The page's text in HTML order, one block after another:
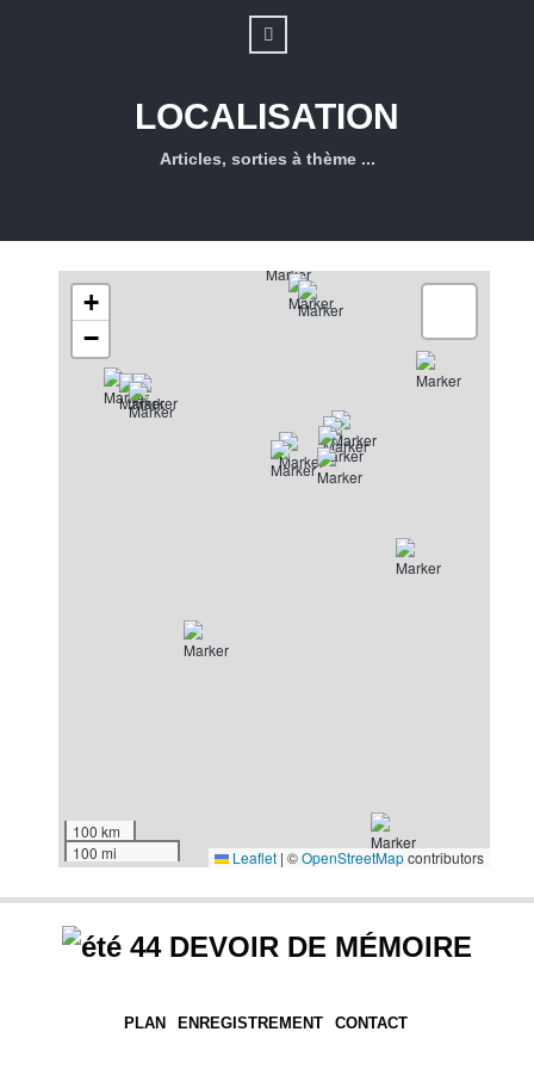
LOCALISATION
Articles, sorties à thème ...
+
−
100 km
100 mi
Leaflet | ©OpenStreetMapcontributors
DEVOIR DE MÉMOIRE
PLAN ENREGISTREMENT CONTACT